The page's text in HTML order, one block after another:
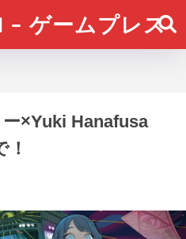
– ゲームプレス
×Yuki Hanafusa